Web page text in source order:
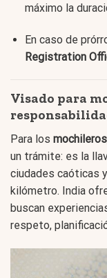
máximo la
En caso de
Registration
Visado para
Para los mochileros
un trámite: es la
ciudades caóticas
kilómetro. India
buscan
respeto,